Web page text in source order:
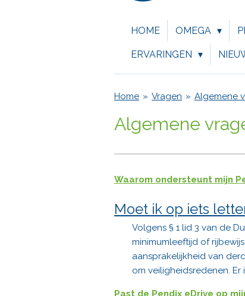
HOME OMEGA
ERVARINGEN
Home » Vragen » Algemene
Algemene
Waarom ondersteunt mijn
Moet ik op iets
Volgens § 1 lid 3 van de
minimumleeftijd of
aansprakelijkheid van
om veiligheidsredenen.
Past de Pendix eDrive op